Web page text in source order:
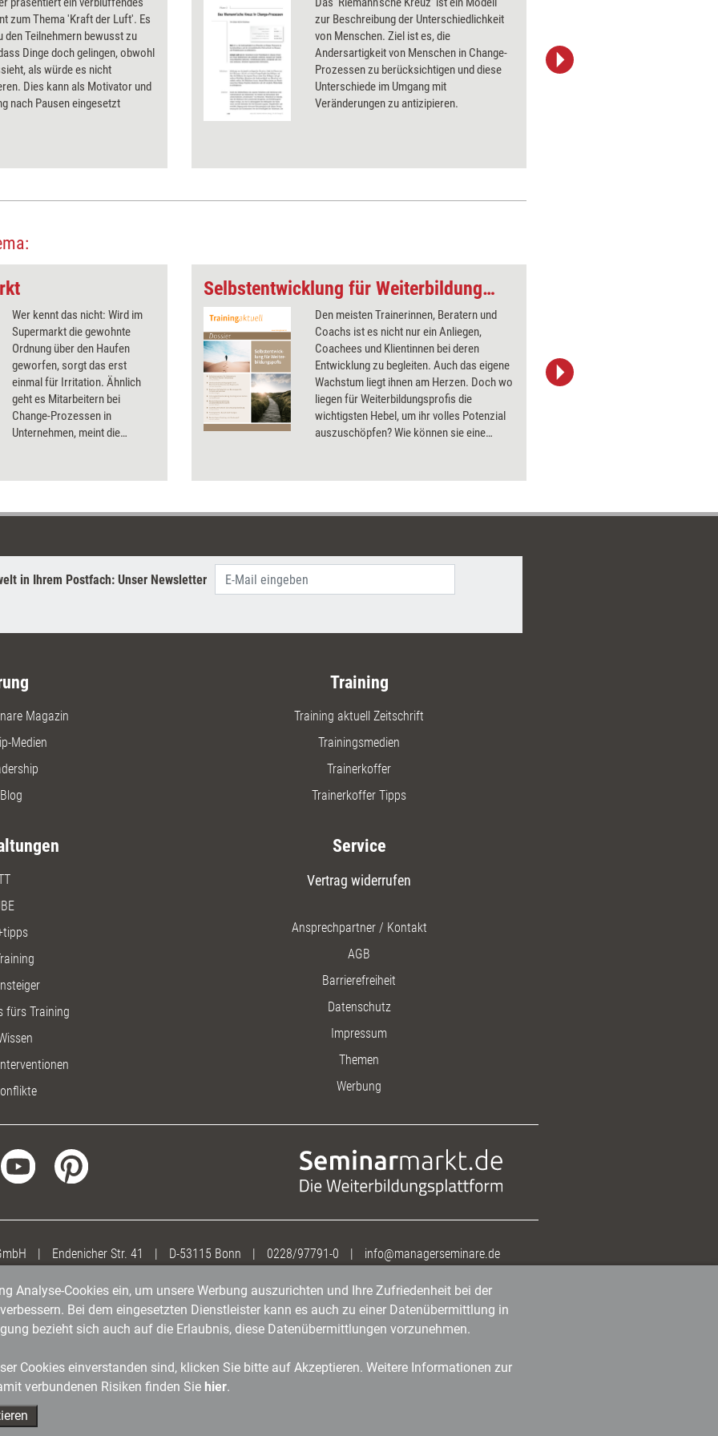
zum Thema 'Kraft der Luft'. Es
den Teilnehmern bewusst zu
Dinge doch gelingen, obwohl
als würde es nicht
Dies kann als Motivator und
nach Pausen eingesetzt
zur Beschreibung der Unterschiedlichkeit
von Menschen. Ziel ist es, die
Andersartigkeit von Menschen in Change-
Prozessen zu berücksichtigen und diese
Unterschiede im Umgang mit
Veränderungen zu antizipieren.
Wer kennt das nicht: Wird im
Supermarkt die gewohnte
Ordnung über den Haufen
geworfen, sorgt das erst
einmal für Irritation. Ähnlich
geht es Mitarbeitern bei
Change-Prozessen in
Unternehmen, meint die
Supermarkt ihres Vertrauens
Veränderung.
Selbstentwicklung für Weiterbildungsprofis
Den meisten Trainerinnen, Beratern und
Coachs ist es nicht nur ein Anliegen,
Coachees und Klientinnen bei deren
Entwicklung zu begleiten. Auch das eigene
Wachstum liegt ihnen am Herzen. Doch wo
liegen für Weiterbildungsprofis die
wichtigsten Hebel, um ihr volles Potenzial
auszuschöpfen? Wie können sie eine
Dossier.
in Ihrem Postfach: Unser Newsletter
Magazin
Medien
Training
Training aktuell Zeitschrift
Trainingsmedien
Trainerkoffer
Trainerkoffer Tipps
fürs Training
Service
Vertrag widerrufen
Ansprechpartner / Kontakt
AGB
Barrierefreiheit
Datenschutz
Impressum
Themen
Werbung
| Endenicher Str. 41 | D-53115 Bonn | 0228/97791-0 | info@managerseminare.de
Analyse-Cookies ein, um unsere Werbung auszurichten und Ihre Zufriedenheit bei der
Bei dem eingesetzten Dienstleister kann es auch zu einer Datenübermittlung in
bezieht sich auch auf die Erlaubnis, diese Datenübermittlungen vorzunehmen.
Cookies einverstanden sind, klicken Sie bitte auf Akzeptieren. Weitere Informationen zur
verbundenen Risiken finden Sie hier.